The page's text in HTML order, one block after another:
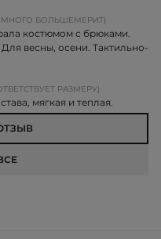
БОЛЬШЕМЕРИТ)
костюмом с брюками.
весны, осени. Тактильно-
РАЗМЕРУ)
мягкая и теплая.